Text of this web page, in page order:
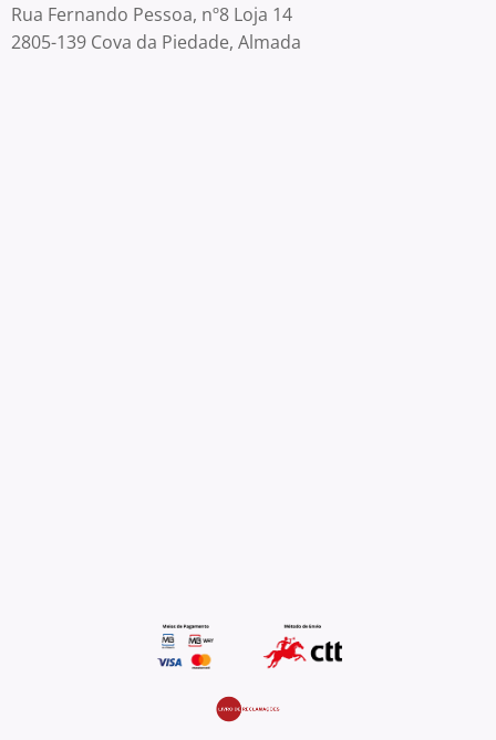
Rua Fernando Pessoa, nº8 Loja 14
2805-139 Cova da Piedade, Almada